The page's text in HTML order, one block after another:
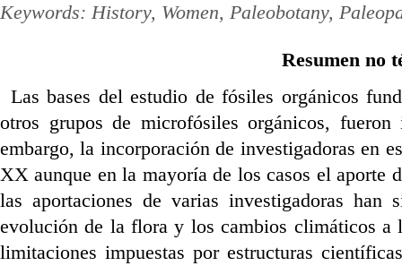
Keywords: History, Women, Paleobotany,
Resumen no
Las bases del estudio de fósiles orgánicos
otros grupos de microfósiles orgánicos,
embargo, la incorporación de investigadoras en
XX aunque en la mayoría de los casos el aporte
las aportaciones de varias investigadoras
evolución de la flora y los cambios climáticos a
limitaciones impuestas por estructuras